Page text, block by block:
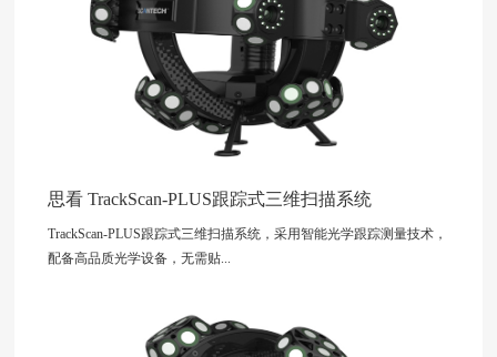
思看 TrackScan-PLUS跟踪式三维扫描系统
TrackScan-PLUS跟踪式三维扫描系统，采用智能光学跟踪测量技术，
配备高品质光学设备，无需贴...